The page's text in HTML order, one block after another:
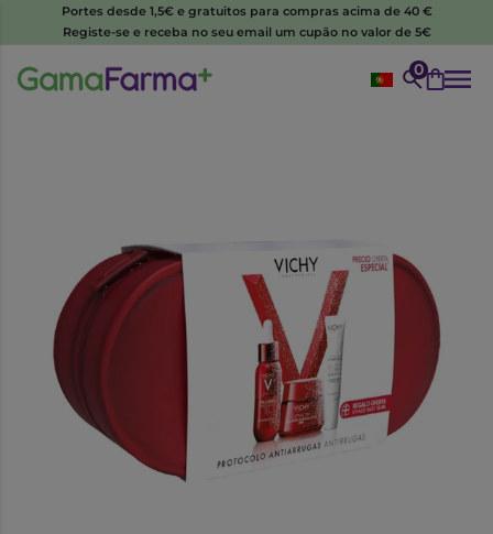
Portes desde 1,5€ e gratuitos para compras acima de 40 €
Registe-se e receba no seu email um cupão no valor de 5€
0